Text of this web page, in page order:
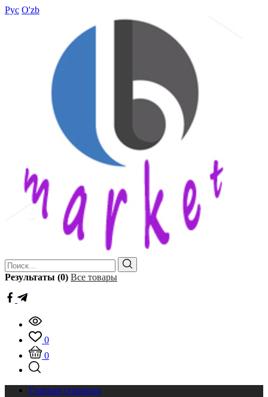
Рус O'zb
Результаты (0) Все товары
0
0
Главная страница